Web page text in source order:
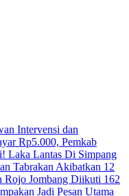
Intervensi dan
Rp5.000, Pemkab
Laka Lantas Di Simpang
Tabrakan Akibatkan 12
Rojo Jombang Diikuti 162
Jadi Pesan Utama